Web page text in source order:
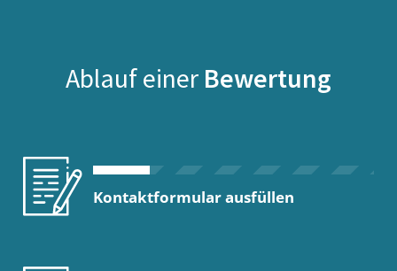
Ablauf einer Bewertung
Kontaktformular ausfüllen